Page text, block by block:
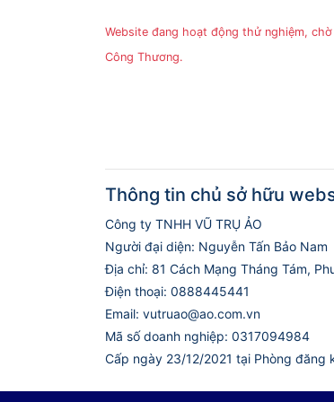
Website đang hoạt động thử nghiệm,
Công Thương.
Thông tin chủ sở hữu
Công ty TNHH VŨ TRỤ ẢO
Người đại diện: Nguyễn Tấn Bảo Nam
Địa chỉ: 81 Cách Mạng Tháng Tám,
Điện thoại: 0888445441
Email: vutruao@ao.com.vn
Mã số doanh nghiệp: 0317094984
Cấp ngày 23/12/2021 tại Phòng đăng